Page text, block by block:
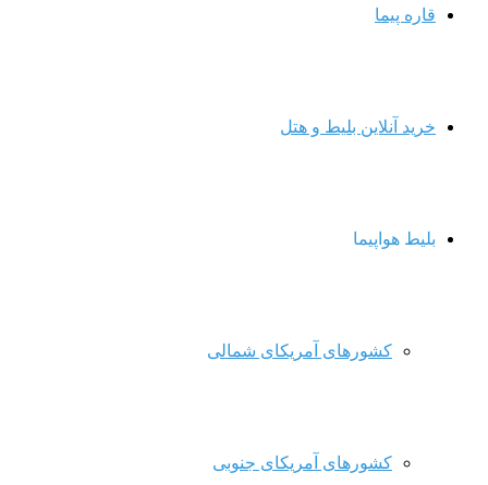
قاره پیما
خرید آنلاین بلیط و هتل
بلیط هواپیما
کشورهای آمریکای شمالی
کشورهای آمریکای جنوبی